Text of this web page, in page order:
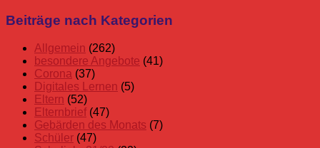
besondere
Angebote
Beiträge nach Kategorien
Allgemein (262)
besondere Angebote (41)
Corona (37)
Digitales Lernen (5)
Eltern (52)
Elternbrief(47)
Gebärden des Monats (7)
Schüler (47)